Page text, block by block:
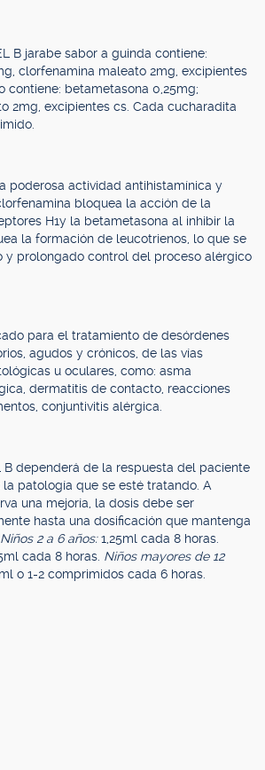
B jarabe sabor a guinda contiene:
clorfenamina maleato 2mg, excipientes
contiene: betametasona 0,25mg;
2mg, excipientes cs. Cada cucharadita
poderosa actividad antihistamínica y
bloquea la acción de la
H1y la betametasona al inhibir la
la formación de leucotrienos, lo que se
y prolongado control del proceso alérgico
para el tratamiento de desórdenes
agudos y crónicos, de las vías
u oculares, como: asma
dermatitis de contacto, reacciones
conjuntivitis alérgica.
B dependerá de la respuesta del paciente
patología que se esté tratando. A
una mejoría, la dosis debe ser
hasta una dosificación que mantenga
Niños 2 a 6 años:1,25ml cada 8 horas.
cada 8 horas. Niños mayores de 12
o 1-2 comprimidos cada 6 horas.